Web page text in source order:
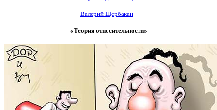
Валерий Щербакан
«Теория относительности»